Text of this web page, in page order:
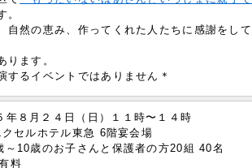
。
自然の恵み、作ってくれた人たちに感謝をし
ります。
するイベントではありません＊
年８月２４日（日）１１時〜１４時
セルホテル東急 6階宴会場
～10歳のお子さんと保護者の方20組 40名
料